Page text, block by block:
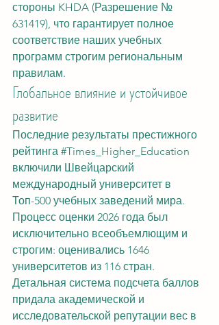
стороны KHDA (Разрешение №
631419), что гарантирует полное
соответствие наших учебных
программ строгим региональным
правилам.
Глобальное влияние и устойчивое
развитие
Последние результаты престижного
рейтинга #Times_Higher_Education
включили Швейцарский
международный университет в
Топ-500 учебных заведений мира.
Процесс оценки 2026 года был
исключительно всеобъемлющим и
строгим: оценивались 1646
университетов из 116 стран.
Детальная система подсчета баллов
придала академической и
исследовательской репутации вес в